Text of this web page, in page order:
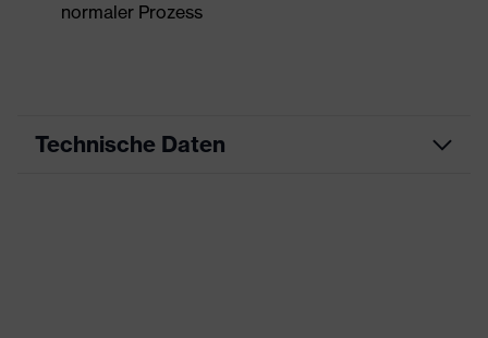
normaler Prozess
Technische Daten